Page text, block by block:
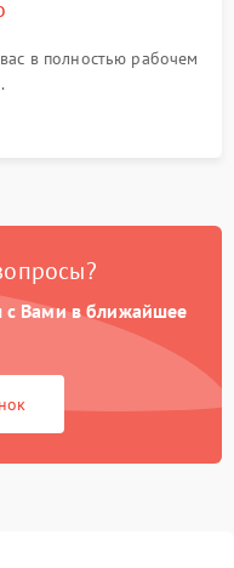
в полностью рабочем
с Вами в ближайшее